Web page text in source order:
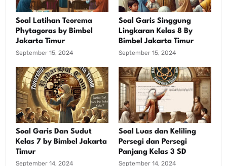
Soal Latihan Teorema
Phytagoras by Bimbel
Jakarta Timur
September 15, 2024
Soal Garis Singgung
Lingkaran Kelas 8 By
Bimbel Jakarta Timur
September 15, 2024
Soal Garis Dan Sudut
Kelas 7 by Bimbel Jakarta
Timur
September 14, 2024
Soal Luas dan Keliling
Persegi dan Persegi
Panjang Kelas 3 SD
September 14, 2024